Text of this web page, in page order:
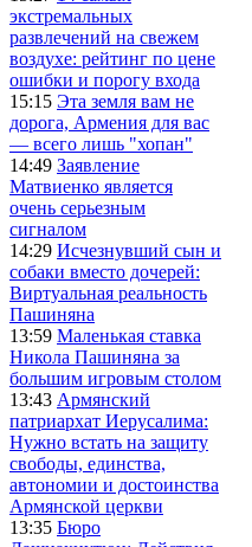
экстремальных
развлечений на свежем
воздухе: рейтинг по цене
ошибки и порогу входа
15:15 Эта земля вам не
дорога, Армения для вас
— всего лишь "хопан"
14:49 Заявление
Матвиенко является
очень серьезным
сигналом
14:29 Исчезнувший сын и
собаки вместо дочерей:
Виртуальная реальность
Пашиняна
13:59 Маленькая ставка
Никола Пашиняна за
большим игровым столом
13:43 Армянский
патриархат Иерусалима:
Нужно встать на защиту
свободы, единства,
автономии и достоинства
Армянской церкви
13:35 Бюро